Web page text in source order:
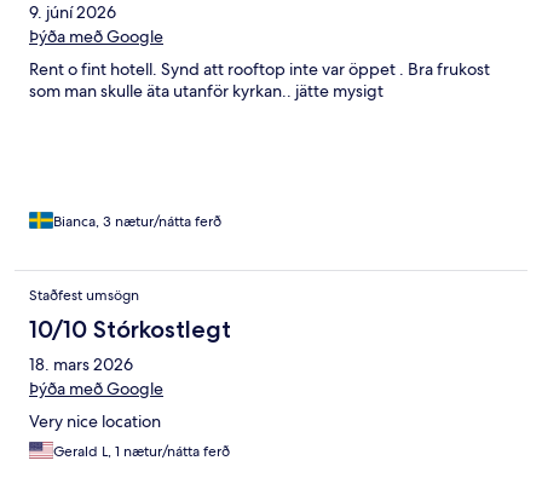
9. júní 2026
Þýða með Google
Rent o fint hotell. Synd att rooftop inte var öppet . Bra frukost
som man skulle äta utanför kyrkan.. jätte mysigt
Bianca, 3 nætur/nátta ferð
Staðfest umsögn
10/10 Stórkostlegt
18. mars 2026
Þýða með Google
Very nice location
Gerald L, 1 nætur/nátta ferð